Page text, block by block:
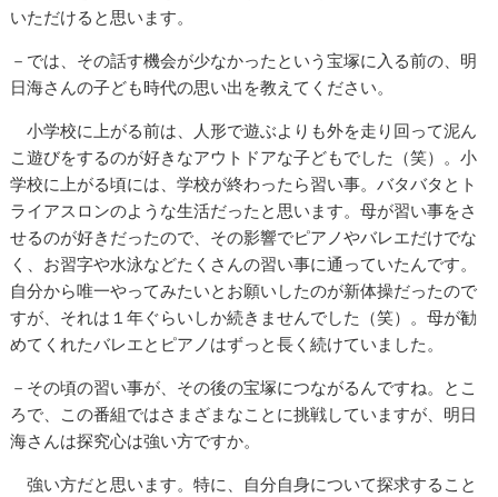
いただけると思います。
－では、その話す機会が少なかったという宝塚に入る前の、明
日海さんの子ども時代の思い出を教えてください。
小学校に上がる前は、人形で遊ぶよりも外を走り回って泥ん
こ遊びをするのが好きなアウトドアな子どもでした（笑）。小
学校に上がる頃には、学校が終わったら習い事。バタバタとト
ライアスロンのような生活だったと思います。母が習い事をさ
せるのが好きだったので、その影響でピアノやバレエだけでな
く、お習字や水泳などたくさんの習い事に通っていたんです。
自分から唯一やってみたいとお願いしたのが新体操だったので
すが、それは１年ぐらいしか続きませんでした（笑）。母が勧
めてくれたバレエとピアノはずっと長く続けていました。
－その頃の習い事が、その後の宝塚につながるんですね。とこ
ろで、この番組ではさまざまなことに挑戦していますが、明日
海さんは探究心は強い方ですか。
強い方だと思います。特に、自分自身について探求すること